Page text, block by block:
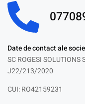
Date de contact ale
SC ROGESI SOLUTIONS
J22/213/2020
CUI: RO42159231